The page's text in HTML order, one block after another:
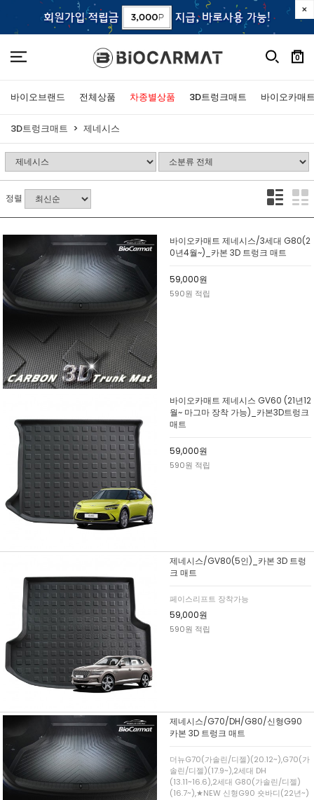
0
바이오브랜드 전체상품 차종별상품 3D트렁크매트 바이오카매
3D트렁크매트 제네시스
정렬
바이오카매트 제네시스/3세대 G80(2
0년4월~)_카본 3D 트렁크 매트
59,000원
590원 적립
바이오카매트 제네시스 GV60 (21년12
월~ 마그마 장착 가능)_카본3D트렁크
매트
59,000원
590원 적립
제네시스/GV80(5인)_카본 3D 트렁
크 매트
페이스리프트 장착가능
59,000원
590원 적립
제네시스/G70/DH/G80/신형G90
카본 3D 트렁크 매트
더뉴G70(가솔린/디젤)(20.12~),G70(가
솔린/디젤)(17.9~),2세대 DH
(13.11~16.6),2세대 G80(가솔린/디젤)
(16.7~),★NEW 신형G90 숏바디(22년~)